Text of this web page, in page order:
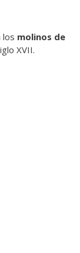
los molinos de
XVII.